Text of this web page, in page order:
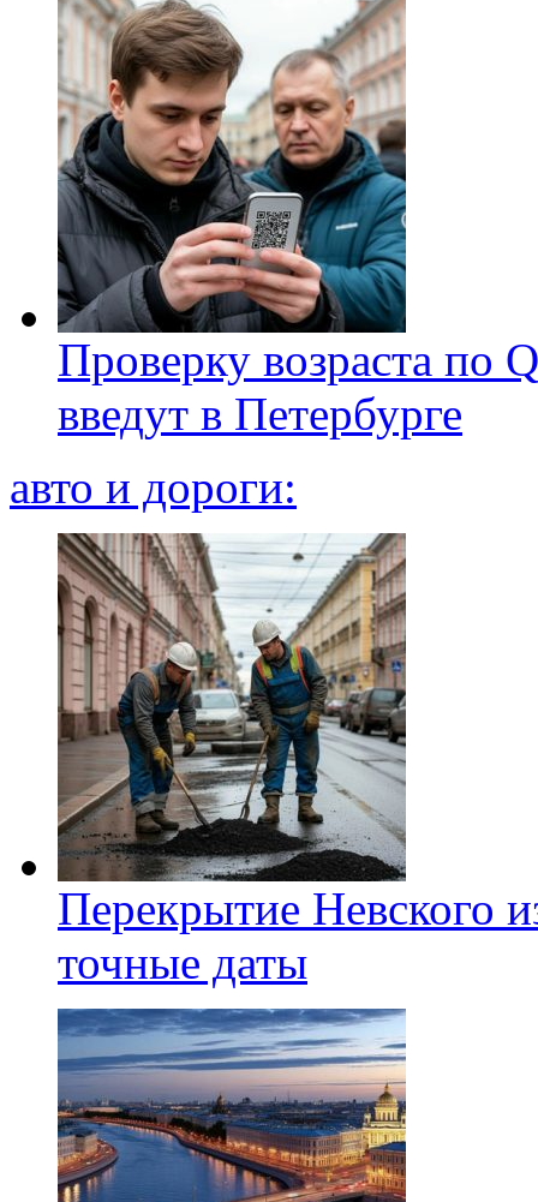
Проверку возраста по
введут в Петербурге
авто и дороги:
Перекрытие Невского
точные даты